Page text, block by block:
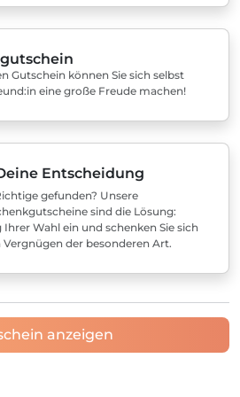
Gutschein können Sie sich selbst
eine große Freude machen!
Entscheidung
gefunden? Unsere
sind die Lösung:
Ihrer Wahl ein und schenken Sie sich
der besonderen Art.
anzeigen